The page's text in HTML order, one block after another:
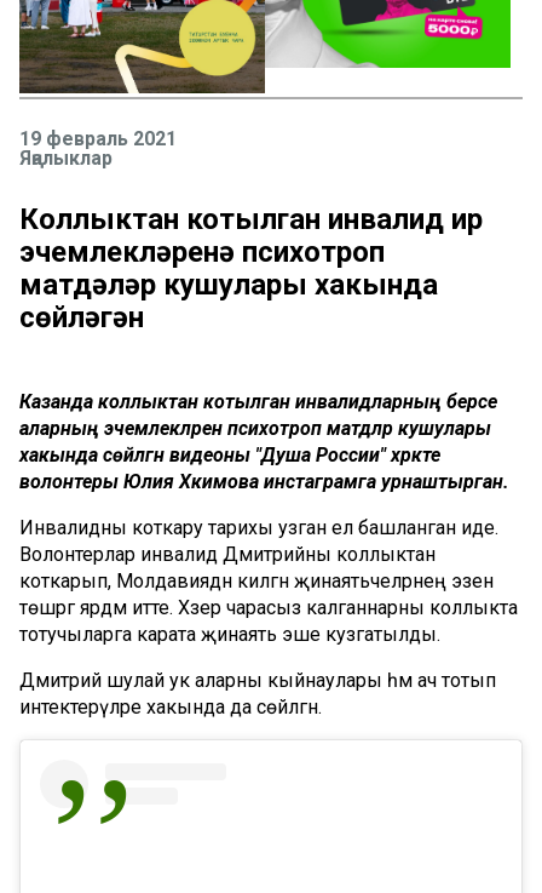
19 февраль 2021
Яңалыклар
Коллыктан котылган инвалид ир
эчемлекләренә психотроп
матдәләр кушулары хакында
сөйләгән
Казанда коллыктан котылган инвалидларның берсе
аларның эчемлекләренә психотроп матдәләр кушулары
хакында сөйләгән видеоны "Душа России" хәрәкәте
волонтеры Юлия Хәкимова инстаграмга урнаштырган.
Инвалидны коткару тарихы узган ел башланган иде.
Волонтерлар инвалид Дмитрийны коллыктан
коткарып, Молдавиядән килгән җинаятьчеләрнең эзенә
төшәргә ярдәм итте. Хәзер чарасыз калганнарны коллыкта
тотучыларга карата җинаять эше кузгатылды.
Дмитрий шулай ук аларны кыйнаулары һәм ач тотып
интектерүләре хакында да сөйләгән.